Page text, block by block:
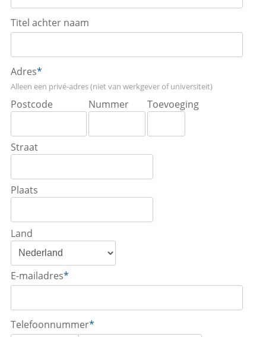
Titel achter naam
Adres*
Alleen een privé-adres (niet van werkgever of universiteit)
Postcode Nummer Toevoeging
Straat
Plaats
Land
E-mailadres*
Telefoonnummer*